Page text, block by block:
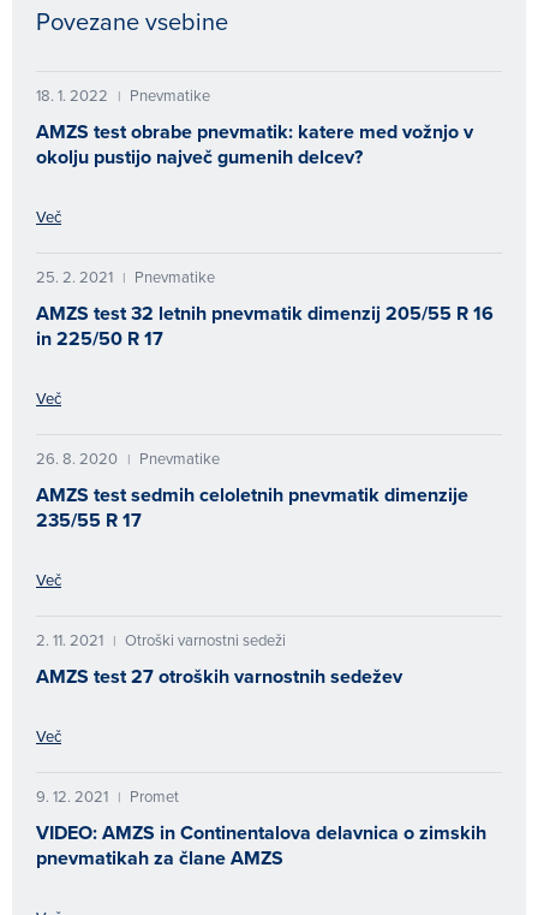
Povezane vsebine
18. 1. 2022 | Pnevmatike
AMZS test obrabe pnevmatik: katere med vožnjo v
okolju pustijo največ gumenih delcev?
Več
25. 2. 2021 | Pnevmatike
AMZS test 32 letnih pnevmatik dimenzij 205/55 R 16
in 225/50 R 17
Več
26. 8. 2020 | Pnevmatike
AMZS test sedmih celoletnih pnevmatik dimenzije
235/55 R 17
Več
2. 11. 2021 | Otroški varnostni sedeži
AMZS test 27 otroških varnostnih sedežev
Več
9. 12. 2021 | Promet
VIDEO: AMZS in Continentalova delavnica o zimskih
pnevmatikah za člane AMZS